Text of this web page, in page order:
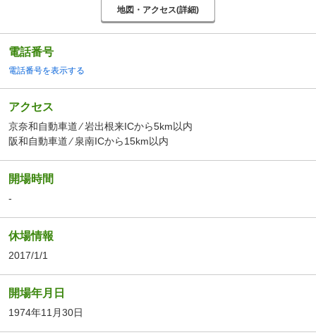
地図・アクセス(詳細)
電話番号
電話番号を表示する
アクセス
京奈和自動車道 ⁄ 岩出根来ICから5km以内
阪和自動車道 ⁄ 泉南ICから15km以内
開場時間
-
休場情報
2017/1/1
開場年月日
1974年11月30日